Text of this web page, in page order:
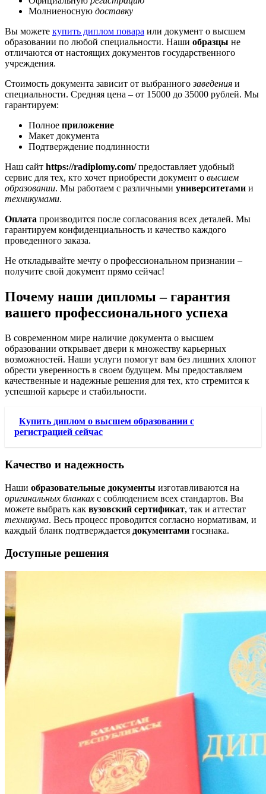
Молниеносную доставку
Вы можете купить диплом повара или документ о высшем
образовании по любой специальности. Наши образцы не
отличаются от настоящих документов государственного
учреждения.
Стоимость документа зависит от выбранногозаведения и
специальности. Средняя цена – от 15000 до 35000 рублей. Мы
гарантируем:
Полное приложение
Макет документа
Подтверждение подлинности
Наш сайт https://radiplomy.com/предоставляет удобный
сервис для тех, кто хочет приобрести документ о высшем
образовании. Мы работаем с различными университетами и
техникумами.
Оплата производится после согласования всех деталей. Мы
гарантируем конфиденциальность и качество каждого
проведенного заказа.
Не откладывайте мечту о профессиональном признании –
получите свой документ прямо сейчас!
Почему наши дипломы – гарантия
вашего профессионального успеха
В современном мире наличие документа о высшем
образовании открывает двери к множеству карьерных
возможностей. Наши услуги помогут вам без лишних хлопот
обрести уверенность в своем будущем. Мы предоставляем
качественные и надежные решения для тех, кто стремится к
успешной карьере и стабильности.
Купить диплом о высшем образовании с
регистрацией сейчас
Качество и надежность
Наши образовательные документы изготавливаются на
оригинальных бланках с соблюдением всех стандартов. Вы
можете выбрать как вузовский сертификат, так и аттестат
техникума. Весь процесс проводится согласно нормативам, и
каждый бланк подтверждается документами госзнака.
Доступные решения